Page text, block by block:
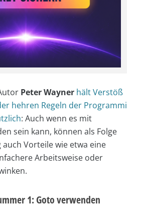
Peter Wayner hält Verstöß
hehren Regeln der Programmi
: Auch wenn es mit
sein kann, können als Folge
Vorteile wie etwa eine
Arbeitsweise oder
1: Goto verwenden